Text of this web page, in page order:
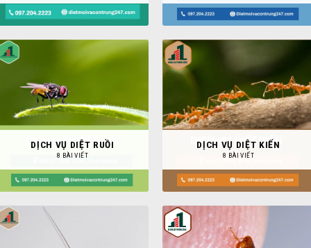
DỊCH VỤ DIỆT RUỒI
8 BÀI VIẾT
DỊCH VỤ DIỆT KIẾN
8 BÀI VIẾT